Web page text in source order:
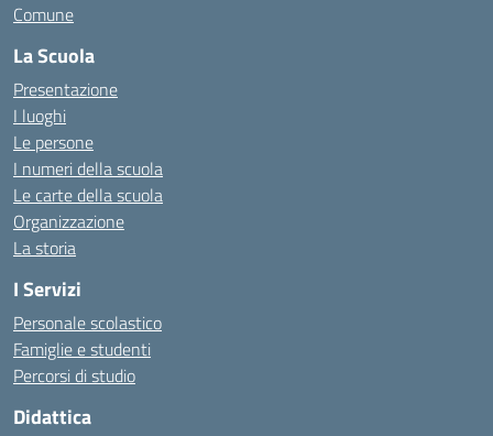
Comune
La Scuola
Presentazione
I luoghi
Le persone
I numeri della scuola
Le carte della scuola
Organizzazione
La storia
I Servizi
Personale scolastico
Famiglie e studenti
Percorsi di studio
Didattica